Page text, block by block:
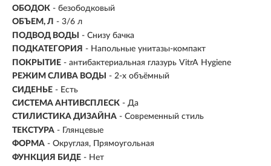
ОБОДОК - безободковый
ОБЪЕМ, Л - 3/6 л
ПОДВОД ВОДЫ
- Снизу бачка
ПОДКАТЕГОРИЯ - Напольные унитазы-компакт
ПОКРЫТИЕ - антибактериальная глазурь VitrA Hygiene
РЕЖИМ СЛИВА ВОДЫ
- 2-х объёмный
СИДЕНЬЕ - Есть
СИСТЕМА АНТИВСПЛЕСК - Да
СТИЛИСТИКА ДИЗАЙНА - Современный стиль
ТЕКСТУРА - Глянцевые
ФОРМА - Округлая, Прямоугольная
ФУНКЦИЯ БИДЕ - Нет